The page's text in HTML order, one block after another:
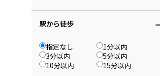
駅から徒歩
指定なし
1分以内
3分以内
5分以内
10分以内
15分以内